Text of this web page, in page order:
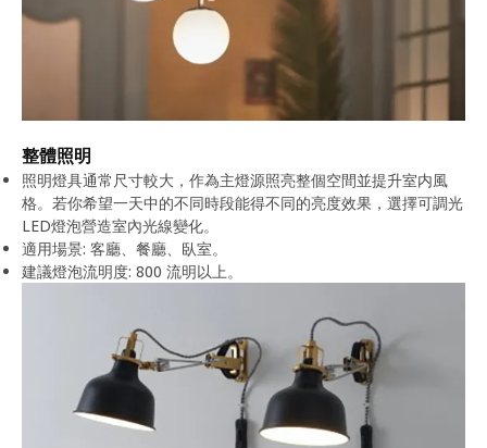
整體照明
照明燈具通常尺寸較大，作為主燈源照亮整個空間並提升室内風
格。若你希望一天中的不同時段能得不同的亮度效果，選擇可調光
LED燈泡營造室內光線變化。
適用場景: 客廳、餐廳、臥室。
建議燈泡流明度: 800 流明以上。